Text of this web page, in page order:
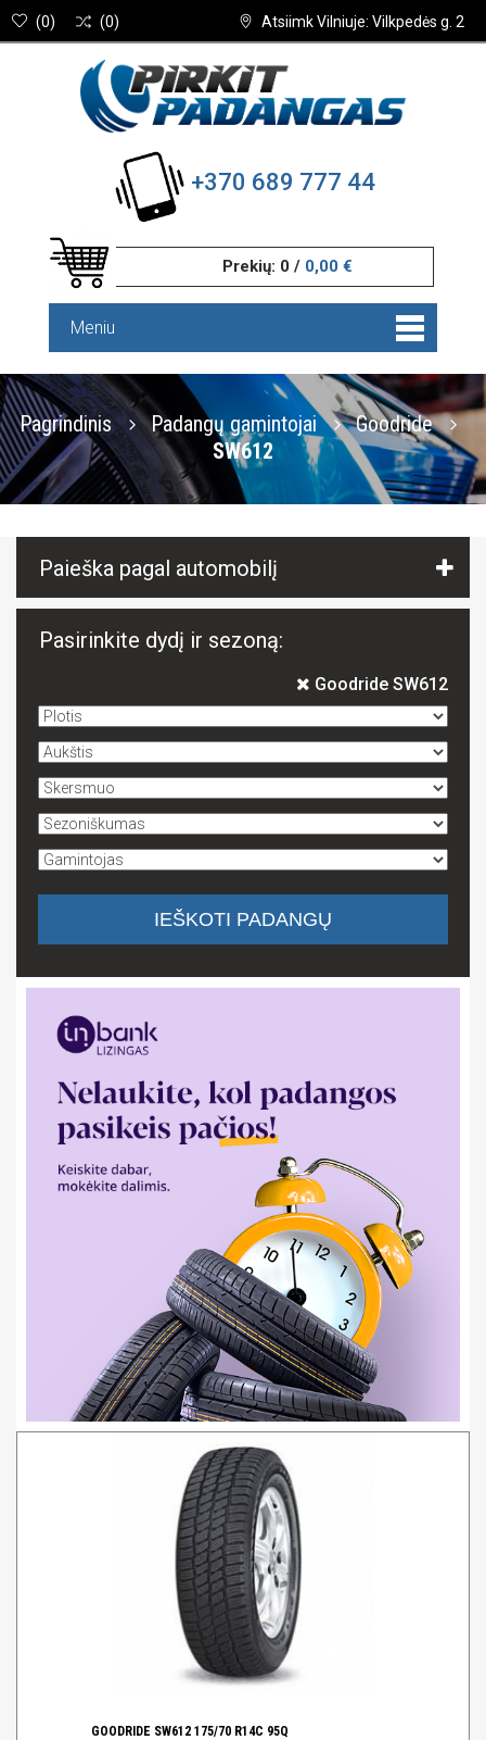
Atsiimk Vilniuje: Vilkpedės g. 2
(0) (0)
+370 689 777 44
Prekių: 0 / 0,00 €
Meniu
Pagrindinis Padangų gamintojai
Goodride
SW612
Paieška pagal automobilį
Pasirinkite dydį ir sezoną:
Goodride SW612
GOODRIDE SW612 175/70 R14C 95Q